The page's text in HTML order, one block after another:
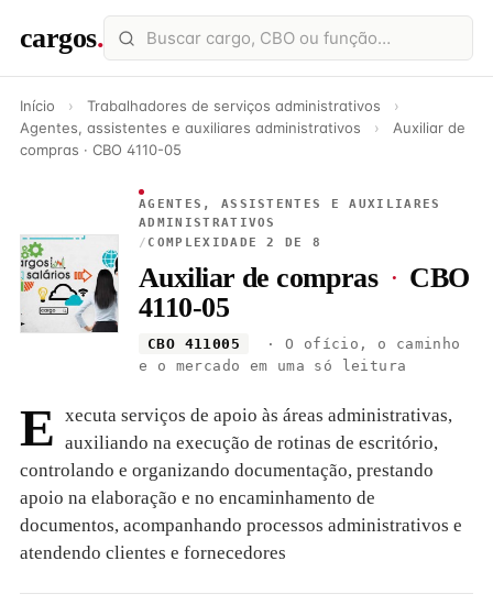
cargos.
Início › Trabalhadores de serviços administrativos
›
Agentes, assistentes e auxiliares administrativos
›
Auxiliar de
compras · CBO 4110-05
AGENTES, ASSISTENTES E AUXILIARES
ADMINISTRATIVOS
/ COMPLEXIDADE 2 DE 8
Auxiliar de compras · CBO
4110-05
CBO 411005
· O ofício, o caminho
e o mercado em uma só leitura
E xecuta serviços de apoio às áreas administrativas,
auxiliando na execução de rotinas de escritório,
controlando e organizando documentação, prestando
apoio na elaboração e no encaminhamento de
documentos, acompanhando processos administrativos e
atendendo clientes e fornecedores